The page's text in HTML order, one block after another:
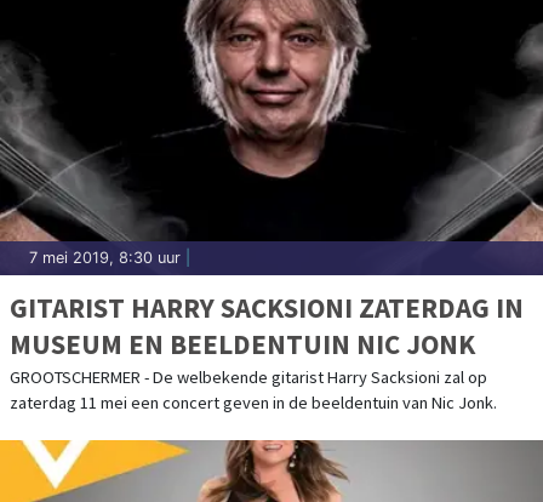
7 mei 2019, 8:30 uur
GITARIST HARRY SACKSIONI ZATERDAG IN
MUSEUM EN BEELDENTUIN NIC JONK
GROOTSCHERMER - De welbekende gitarist Harry Sacksioni zal op
zaterdag 11 mei een concert geven in de beeldentuin van Nic Jonk.